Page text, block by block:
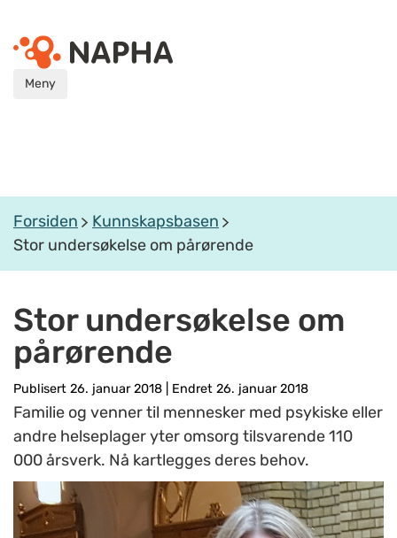
Meny
Forsiden
Kunnskapsbasen
Stor undersøkelse om pårørende
Stor undersøkelse om
pårørende
Publisert 26. januar 2018 Endret 26. januar 2018
Familie og venner til mennesker med psykiske eller
andre helseplager yter omsorg tilsvarende 110
000 årsverk. Nå kartlegges deres behov.